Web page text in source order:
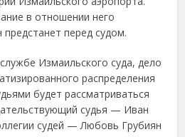
в отношении него
перед судом.
Измаильского суда, дело
распределения
будет рассматриваться
судья — Иван
судей — Любовь Грубиян